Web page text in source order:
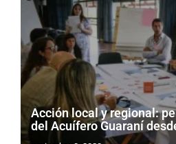
Acción local y regional:
del Acuífero Guaraní